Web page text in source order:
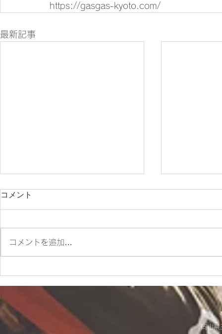
https://gasgas-kyoto.com/
最新記事
✨SM700 2022 カスタム車
✨
☆9/20(土)
お知らせ☆
コメント
コメントを追加…
岡山